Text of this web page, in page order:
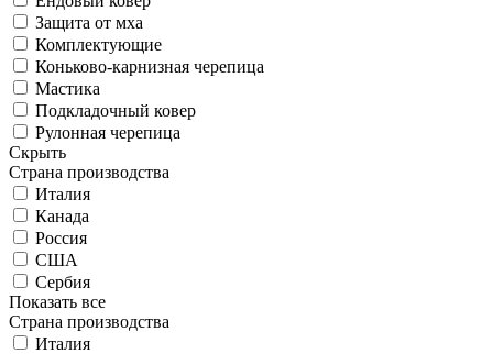
Защита от мха
Комплектующие
Коньково-карнизная черепица
Мастика
Подкладочный ковер
Рулонная черепица
Скрыть
Страна производства
Италия
Канада
Россия
США
Сербия
Показать все
Страна производства
Италия